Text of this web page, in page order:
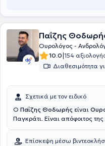
Παΐζης
Ουρολόγος -
10.0|154
Διαθεσιμότητα
Σχετικά με τον ειδικό
O Παΐζης Θοδωρής είναι
Παγκράτι. Είναι απόφοιτος
απόφοιτος Σχολείου
Επίσκεψη μέσω